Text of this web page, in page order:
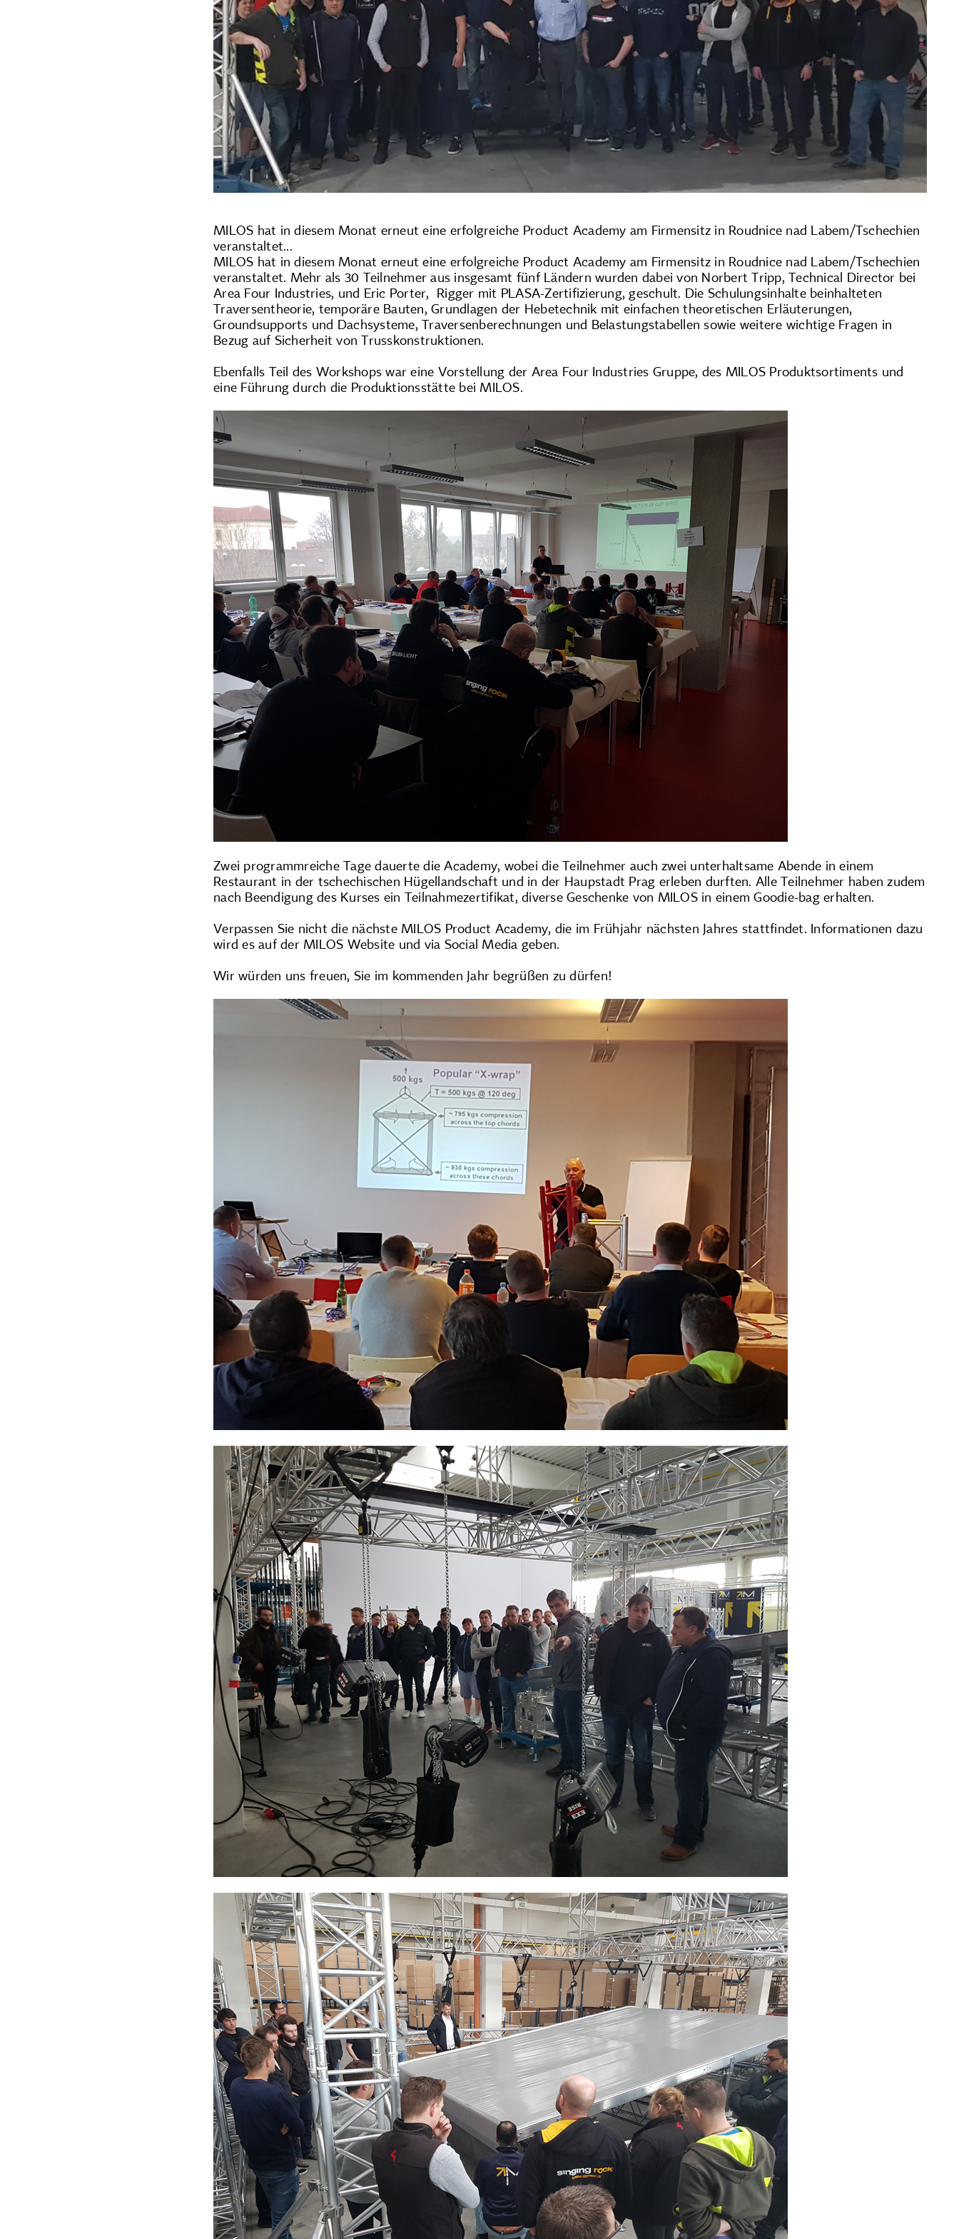
MILOS hat in diesem Monat erneut eine erfolgreiche Product Academy am Firmensitz in Roudnice nad Labem/Tschechien
veranstaltet...
MILOS hat in diesem Monat erneut eine erfolgreiche Product Academy am Firmensitz in Roudnice nad Labem/Tschechien
veranstaltet. Mehr als 30 Teilnehmer aus insgesamt fünf Ländern wurden dabei von Norbert Tripp, Technical Director bei
Area Four Industries, und Eric Porter, Rigger mit PLASA-Zertifizierung, geschult. Die Schulungsinhalte beinhalteten
Traversentheorie, temporäre Bauten, Grundlagen der Hebetechnik mit einfachen theoretischen Erläuterungen,
Groundsupports und Dachsysteme, Traversenberechnungen und Belastungstabellen sowie weitere wichtige Fragen in
Bezug auf Sicherheit von Trusskonstruktionen.
Ebenfalls Teil des Workshops war eine Vorstellung der Area Four Industries Gruppe, des MILOS Produktsortiments und
eine Führung durch die Produktionsstätte bei MILOS.
Zwei programmreiche Tage dauerte die Academy, wobei die Teilnehmer auch zwei unterhaltsame Abende in einem
Restaurant in der tschechischen Hügellandschaft und in der Haupstadt Prag erleben durften. Alle Teilnehmer haben zudem
nach Beendigung des Kurses ein Teilnahmezertifikat, diverse Geschenke von MILOS in einem Goodie-bag erhalten.
Verpassen Sie nicht die nächste MILOS Product Academy, die im Frühjahr nächsten Jahres stattfindet. Informationen dazu
wird es auf der MILOS Website und via Social Media geben.
Wir würden uns freuen, Sie im kommenden Jahr begrüßen zu dürfen!